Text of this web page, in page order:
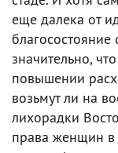
еще далека от
значительно,
повышении
возьмут ли на
лихорадки
права женщин в